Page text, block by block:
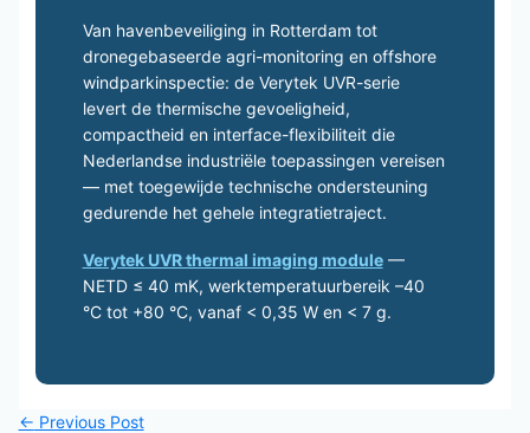
Van havenbeveiliging in Rotterdam tot
dronegebaseerde agri-monitoring en offshore
windparkinspectie: de Verytek UVR-serie
levert de thermische gevoeligheid,
compactheid en interface-flexibiliteit die
Nederlandse industriële toepassingen vereisen
— met toegewijde technische ondersteuning
gedurende het gehele integratietraject.
Verytek UVR thermal imaging module—
NETD ≤ 40 mK, werktemperatuurbereik –40
°C tot +80 °C, vanaf < 0,35 W en < 7 g.
← Previous Post